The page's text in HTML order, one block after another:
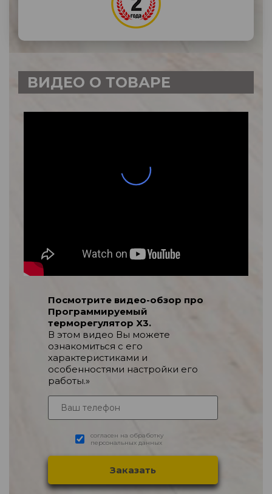
ВИДЕО О ТОВАРЕ
Посмотрите видео-обзор про
Программируемый
терморегулятор X3.
В этом видео Вы можете
ознакомиться с его
характеристиками и
особенностями настройки его
работы.»
согласен на обработку
персональных данных